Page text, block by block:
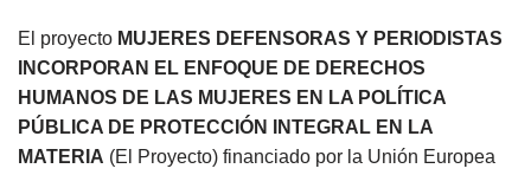
El proyecto MUJERES DEFENSORAS Y PERIODISTAS
INCORPORAN EL ENFOQUE DE DERECHOS
HUMANOS DE LAS MUJERES EN LA POLÍTICA
PÚBLICA DE PROTECCIÓN INTEGRAL EN LA
MATERIA (El Proyecto) financiado por la Unión Europea